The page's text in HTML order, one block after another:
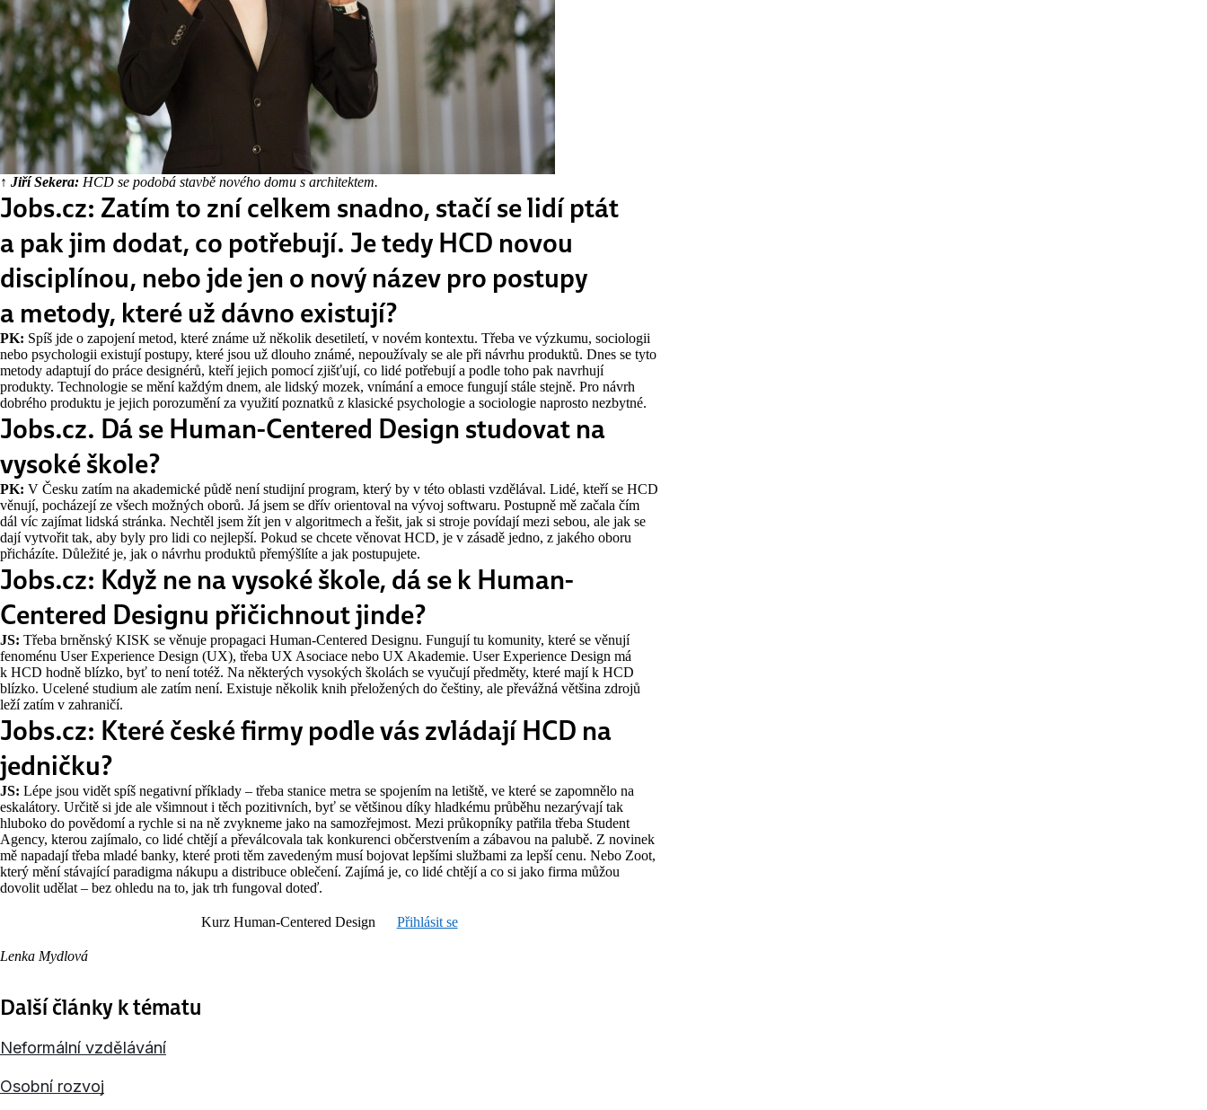
↑ Jiří Sekera: HCD se podobá stavbě nového domu s architektem.
Jobs.cz: Zatím to zní celkem snadno, stačí se lidí ptát
a pak jim dodat, co potřebují. Je tedy HCD novou
disciplínou, nebo jde jen o nový název pro postupy
a metody, které už dávno existují?
PK: Spíš jde o zapojení metod, které známe už několik desetiletí, v novém kontextu. Třeba ve výzkumu, sociologii
nebo psychologii existují postupy, které jsou už dlouho známé, nepoužívaly se ale při návrhu produktů. Dnes se tyto
metody adaptují do práce designérů, kteří jejich pomocí zjišťují, co lidé potřebují a podle toho pak navrhují
produkty. Technologie se mění každým dnem, ale lidský mozek, vnímání a emoce fungují stále stejně. Pro návrh
dobrého produktu je jejich porozumění za využití poznatků z klasické psychologie a sociologie naprosto nezbytné.
Jobs.cz. Dá se Human-Centered Design studovat na
vysoké škole?
PK: V Česku zatím na akademické půdě není studijní program, který by v této oblasti vzdělával. Lidé, kteří se HCD
věnují, pocházejí ze všech možných oborů. Já jsem se dřív orientoval na vývoj softwaru. Postupně mě začala čím
dál víc zajímat lidská stránka. Nechtěl jsem žít jen v algoritmech a řešit, jak si stroje povídají mezi sebou, ale jak se
dají vytvořit tak, aby byly pro lidi co nejlepší. Pokud se chcete věnovat HCD, je v zásadě jedno, z jakého oboru
přicházíte. Důležité je, jak o návrhu produktů přemýšlíte a jak postupujete.
Jobs.cz: Když ne na vysoké škole, dá se k Human-
Centered Designu přičichnout jinde?
JS: Třeba brněnský KISK se věnuje propagaci Human-Centered Designu. Fungují tu komunity, které se věnují
fenoménu User Experience Design (UX), třeba UX Asociace nebo UX Akademie. User Experience Design má
k HCD hodně blízko, byť to není totéž. Na některých vysokých školách se vyučují předměty, které mají k HCD
blízko. Ucelené studium ale zatím není. Existuje několik knih přeložených do češtiny, ale převážná většina zdrojů
leží zatím v zahraničí.
Jobs.cz: Které české firmy podle vás zvládají HCD na
jedničku?
JS: Lépe jsou vidět spíš negativní příklady – třeba stanice metra se spojením na letiště, ve které se zapomnělo na
eskalátory. Určitě si jde ale všimnout i těch pozitivních, byť se většinou díky hladkému průběhu nezarývají tak
hluboko do povědomí a rychle si na ně zvykneme jako na samozřejmost. Mezi průkopníky patřila třeba Student
Agency, kterou zajímalo, co lidé chtějí a převálcovala tak konkurenci občerstvením a zábavou na palubě. Z novinek
mě napadají třeba mladé banky, které proti těm zavedeným musí bojovat lepšími službami za lepší cenu. Nebo Zoot,
který mění stávající paradigma nákupu a distribuce oblečení. Zajímá je, co lidé chtějí a co si jako firma můžou
dovolit udělat – bez ohledu na to, jak trh fungoval doteď.
Kurz Human-Centered Design Přihlásit se
Lenka Mydlová
Další články k tématu
Neformální vzdělávání
Osobní rozvoj